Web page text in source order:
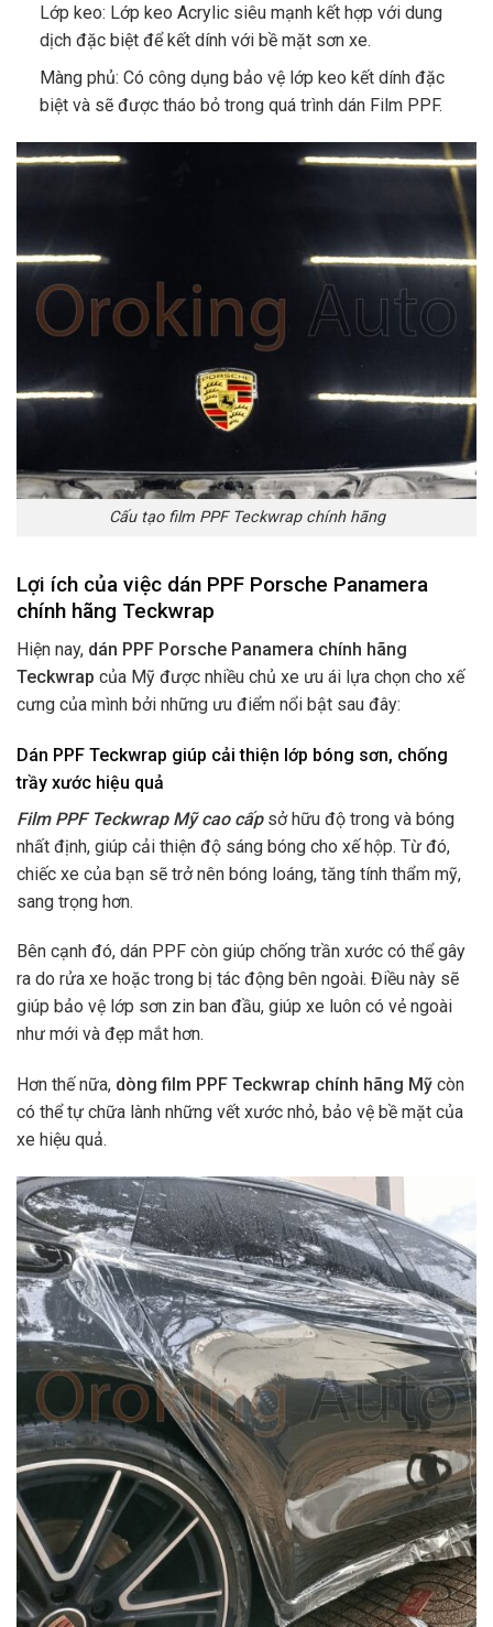
Lớp keo: Lớp keo Acrylic siêu mạnh kết hợp với dung
dịch đặc biệt để kết dính với bề mặt sơn xe.
Màng phủ: Có công dụng bảo vệ lớp keo kết dính đặc
biệt và sẽ được tháo bỏ trong quá trình dán Film PPF.
Cấu tạo film PPF Teckwrap chính hãng
Lợi ích của việc dán PPF Porsche Panamera
chính hãng Teckwrap
Hiện nay, dán PPF Porsche Panamera chính hãng
Teckwrap của Mỹ được nhiều chủ xe ưu ái lựa chọn cho xế
cưng của mình bởi những ưu điểm nổi bật sau đây:
Dán PPF Teckwrap giúp cải thiện lớp bóng sơn, chống
trầy xước hiệu quả
Film PPF Teckwrap Mỹ cao cấpsở hữu độ trong và bóng
nhất định, giúp cải thiện độ sáng bóng cho xế hộp. Từ đó,
chiếc xe của bạn sẽ trở nên bóng loáng, tăng tính thẩm mỹ,
sang trọng hơn.
Bên cạnh đó, dán PPF còn giúp chống trần xước có thể gây
ra do rửa xe hoặc trong bị tác động bên ngoài. Điều này sẽ
giúp bảo vệ lớp sơn zin ban đầu, giúp xe luôn có vẻ ngoài
như mới và đẹp mắt hơn.
Hơn thế nữa, dòng film PPF Teckwrap chính hãng Mỹ còn
có thể tự chữa lành những vết xước nhỏ, bảo vệ bề mặt của
xe hiệu quả.